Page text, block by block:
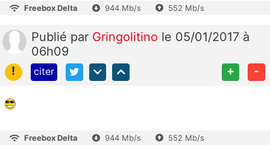
Freebox Delta 944 Mb/s 552 Mb/s
Publié par Gringolitino le 05/01/2017 à
06h09
!
citer + -
Freebox Delta 944 Mb/s 552 Mb/s